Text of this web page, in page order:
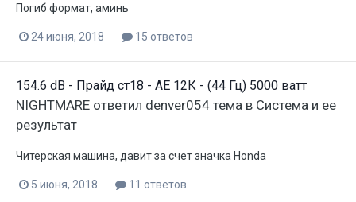
Погиб формат, аминь
24 июня, 2018 15 ответов
154.6 dB - Прайд ст18 - АЕ 12К - (44 Гц) 5000 ватт
NIGHTMARE ответил denver054 тема в Система и ее
результат
Читерская машина, давит за счет значка Honda
5 июня, 2018 11 ответов